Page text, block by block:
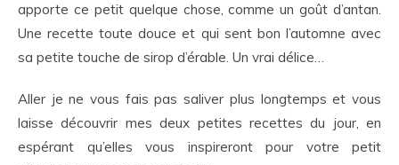
apporte ce petit quelque chose, comme un goût d’antan.
Une recette toute douce et qui sent bon l’automne avec
sa petite touche de sirop d’érable. Un vrai délice…
Aller je ne vous fais pas saliver plus longtemps et vous
laisse découvrir mes deux petites recettes du jour, en
espérant qu’elles vous inspireront pour votre petit